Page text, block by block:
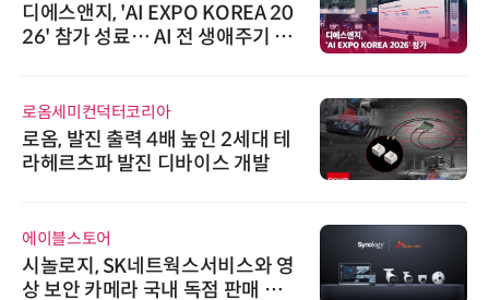
디에스앤지, 'AI EXPO KOREA 20
26' 참가 성료… AI 전 생애주기 아
로옴세미컨덕터코리아
로옴, 발진 출력 4배 높인 2세대 테
라헤르츠파 발진 디바이스 개발
에이블스토어
시놀로지, SK네트웍스서비스와 영
상 보안 카메라 국내 독점 판매 파